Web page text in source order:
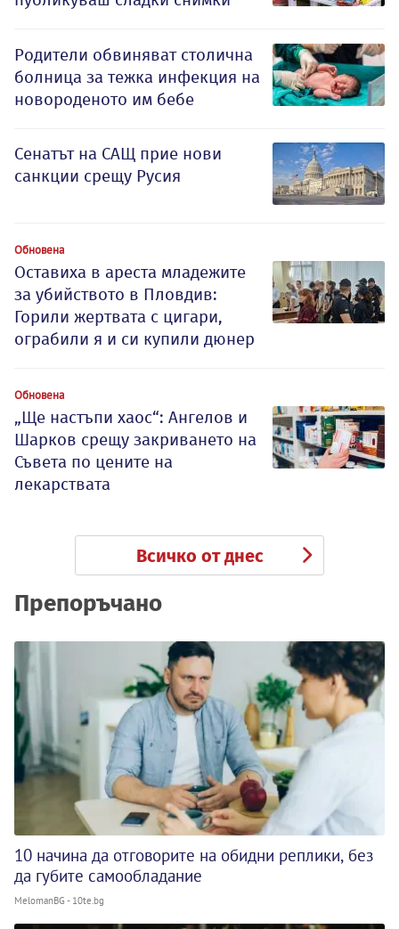
Родители обвиняват столична
болница за тежка инфекция на
новороденото им бебе
Сенатът на САЩ прие нови
санкции срещу Русия
Обновена
Оставиха в ареста младежите
за убийството в Пловдив:
Горили жертвата с цигари,
ограбили я и си купили дюнер
Обновена
„Ще настъпи хаос“: Ангелов и
Шарков срещу закриването на
Съвета по цените на
лекарствата
Всичко от днес
Препоръчано
10 начина да отговорите на обидни реплики, без
да губите самообладание
MelomanBG - 10te.bg